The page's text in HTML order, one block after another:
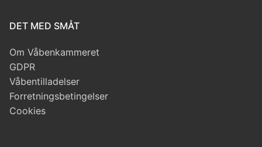
DET MED SMÅT
Om Våbenkammeret
GDPR
Våbentilladelser
Forretningsbetingelser
Cookies